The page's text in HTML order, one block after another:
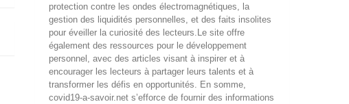
protection contre les ondes électromagnétiques, la
gestion des liquidités personnelles, et des faits insolites
pour éveiller la curiosité des lecteurs.Le site offre
également des ressources pour le développement
personnel, avec des articles visant à inspirer et à
encourager les lecteurs à partager leurs talents et à
transformer les défis en opportunités. En somme,
covid19-a-savoir.net s’efforce de fournir des informations